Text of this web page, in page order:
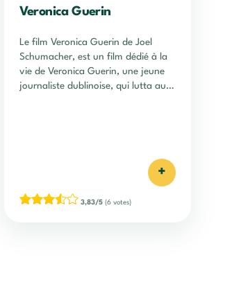
Veronica Guerin
Le film Veronica Guerin de Joel
Schumacher, est un film dédié à la
vie de Veronica Guerin, une jeune
journaliste dublinoise, qui lutta au
+
3,83/5(6 votes)